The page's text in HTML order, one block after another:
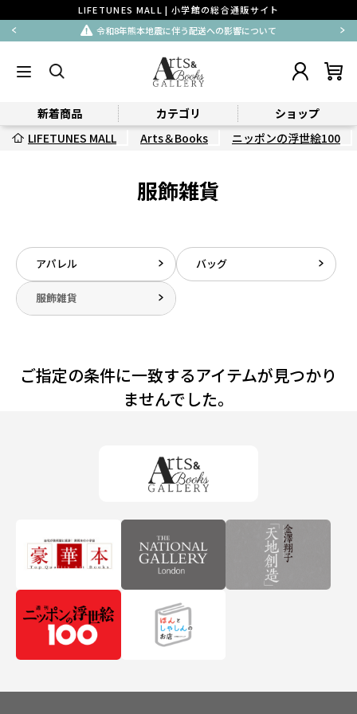
LIFETUNES MALL | 小学館の総合通販サイト
令和8年熊本地震に伴う配送への影響について
新着商品 カテゴリ
ショップ
LIFETUNES MALL
Arts＆Books ニッポンの浮世絵100
服飾雑貨
アパレル バッグ
服飾雑貨
ご指定の条件に一致するアイテムが見つかり
ませんでした。